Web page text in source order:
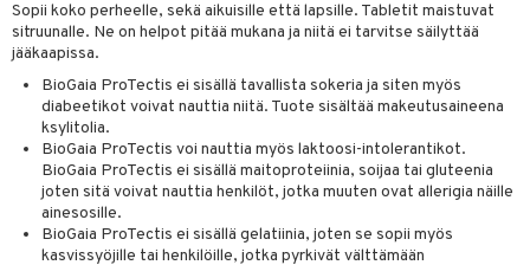
Sopii koko perheelle, sekä aikuisille että lapsille. Tabletit maistuvat
sitruunalle. Ne on helpot pitää mukana ja niitä ei tarvitse säilyttää
jääkaapissa.
BioGaia ProTectis ei sisällä tavallista sokeria ja siten myös
diabeetikot voivat nauttia niitä. Tuote sisältää makeutusaineena
ksylitolia.
BioGaia ProTectis voi nauttia myös laktoosi-intolerantikot.
BioGaia ProTectis ei sisällä maitoproteiinia, soijaa tai gluteenia
joten sitä voivat nauttia henkilöt, jotka muuten ovat allerigia näille
ainesosille.
BioGaia ProTectis ei sisällä gelatiinia, joten se sopii myös
kasvissyöjille tai henkilöille, jotka pyrkivät välttämään
nenä & kurkku
& vastauksia